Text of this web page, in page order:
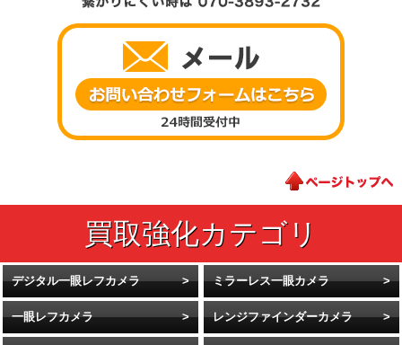
デジタル一眼レフカメラ ミラーレス一眼カメラ
一眼レフカメラ レンジファインダーカメラ